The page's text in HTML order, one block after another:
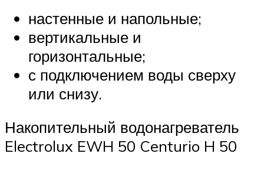
настенные и напольные;
вертикальные и
горизонтальные;
с подключением воды сверху
или снизу.
Накопительный водонагреватель
Electrolux EWH 50 Centurio H 50